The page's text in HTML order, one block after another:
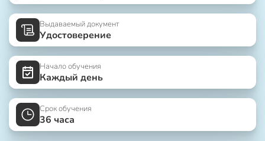
Выдаваемый документ
Удостоверение
Начало обучения
Каждый день
Срок обучения
36 часа